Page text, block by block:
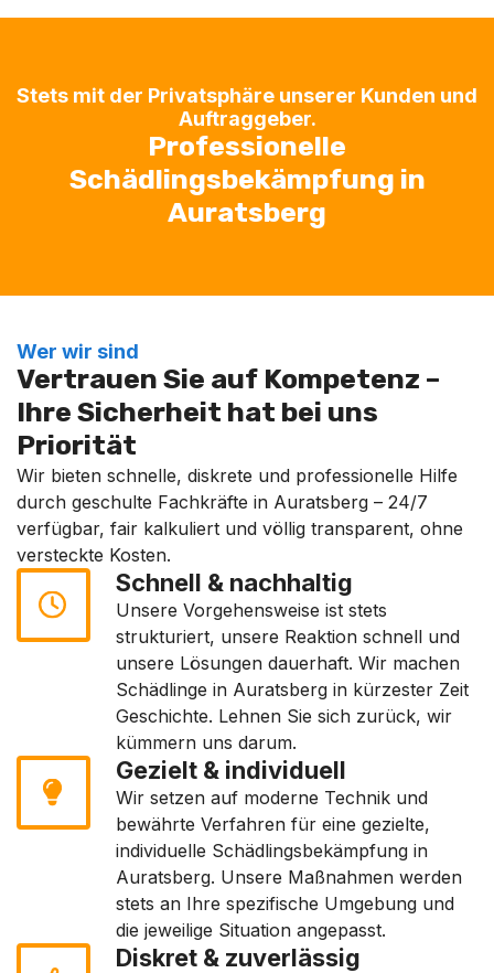
Stets mit der Privatsphäre unserer Kunden und
Auftraggeber.
Professionelle
Schädlingsbekämpfung in
Auratsberg
Wer wir sind
Vertrauen Sie auf Kompetenz –
Ihre Sicherheit hat bei uns
Priorität
Wir bieten schnelle, diskrete und professionelle Hilfe
durch geschulte Fachkräfte in Auratsberg – 24/7
verfügbar, fair kalkuliert und völlig transparent, ohne
versteckte Kosten.
Schnell & nachhaltig
Unsere Vorgehensweise ist stets
strukturiert, unsere Reaktion schnell und
unsere Lösungen dauerhaft. Wir machen
Schädlinge in Auratsberg in kürzester Zeit
Geschichte. Lehnen Sie sich zurück, wir
kümmern uns darum.
Gezielt & individuell
Wir setzen auf moderne Technik und
bewährte Verfahren für eine gezielte,
individuelle Schädlingsbekämpfung in
Auratsberg. Unsere Maßnahmen werden
stets an Ihre spezifische Umgebung und
die jeweilige Situation angepasst.
Diskret & zuverlässig